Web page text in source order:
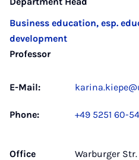
Business education, esp.
development
Professor
E-Mail:
Phone: +49 5251 60-
Office
Warburger Str.